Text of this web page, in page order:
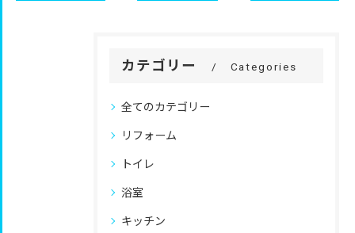
カテゴリー Categories
全てのカテゴリー
リフォーム
トイレ
浴室
キッチン